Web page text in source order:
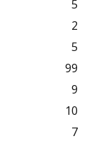
5
2
5
99
9
10
7